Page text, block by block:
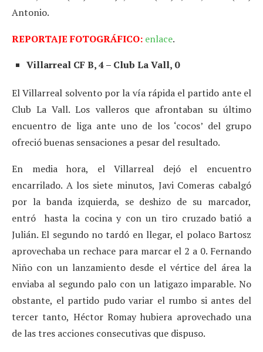
Antonio.
REPORTAJE FOTOGRÁFICO: enlace.
Villarreal CF B, 4 – Club La Vall, 0
El Villarreal solvento por la vía rápida el partido ante el
Club La Vall. Los valleros que afrontaban su último
encuentro de liga ante uno de los ‘cocos’ del grupo
ofreció buenas sensaciones a pesar del resultado.
En media hora, el Villarreal dejó el encuentro
encarrilado. A los siete minutos, Javi Comeras cabalgó
por la banda izquierda, se deshizo de su marcador,
entró hasta la cocina y con un tiro cruzado batió a
Julián. El segundo no tardó en llegar, el polaco Bartosz
aprovechaba un rechace para marcar el 2 a 0. Fernando
Niño con un lanzamiento desde el vértice del área la
enviaba al segundo palo con un latigazo imparable. No
obstante, el partido pudo variar el rumbo si antes del
tercer tanto, Héctor Romay hubiera aprovechado una
de las tres acciones consecutivas que dispuso.